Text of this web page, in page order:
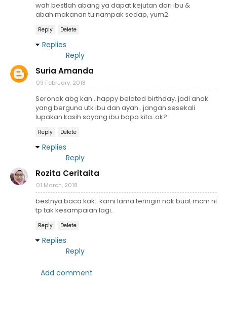
wah bestlah abang ya dapat kejutan dari ibu &
abah.makanan tu nampak sedap, yum2.
Reply Delete
Replies
Reply
Suria Amanda
09 February, 2018
Seronok abg kan...happy belated birthday..jadi anak
yang berguna utk ibu dan ayah...jangan sesekali
lupakan kasih sayang ibu bapa kita..ok?
Reply Delete
Replies
Reply
Rozita Ceritaita
01 March, 2018
bestnya baca kak.. kami lama teringin nak buat mcm ni
tp tak kesampaian lagi..
Reply Delete
Replies
Reply
Add comment